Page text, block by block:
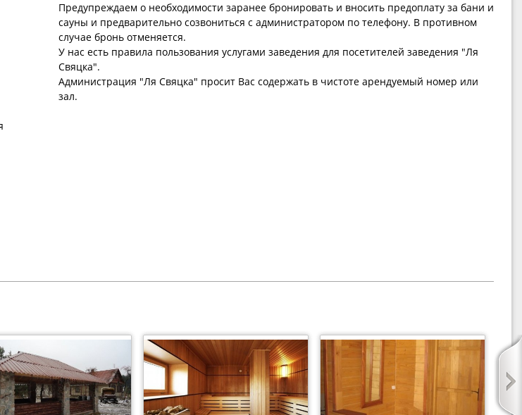
Предупреждаем о необходимости заранее бронировать и вносить предоплату за бани и
сауны и предварительно созвониться с администратором по телефону. В противном
случае бронь отменяется.
У нас есть правила пользования услугами заведения для посетителей заведения "Ля
Свяцка".
Администрация "Ля Свяцка" просит Вас содержать в чистоте арендуемый номер или
зал.